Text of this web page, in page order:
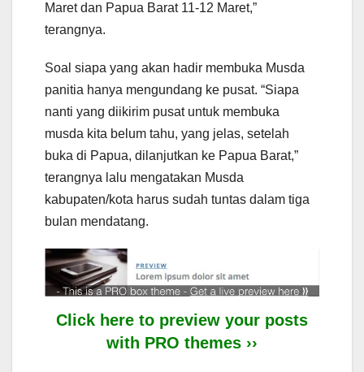
Maret dan Papua Barat 11-12 Maret,”
terangnya.
Soal siapa yang akan hadir membuka Musda
panitia hanya mengundang ke pusat. “Siapa
nanti yang diikirim pusat untuk membuka
musda kita belum tahu, yang jelas, setelah
buka di Papua, dilanjutkan ke Papua Barat,”
terangnya lalu mengatakan Musda
kabupaten/kota harus sudah tuntas dalam tiga
bulan mendatang.
Click here to preview your posts
with PRO themes ››